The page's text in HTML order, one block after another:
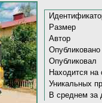
Размер
Автор
Опубликовано
Опубликовал
Находится на
Уникальных
В среднем за